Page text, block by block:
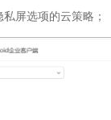
私屏选项的云策略；